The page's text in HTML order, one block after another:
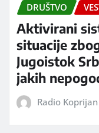
DRUŠTVO
Aktivirani
situacije
Jugoistok
jakih
Radio Koprijan